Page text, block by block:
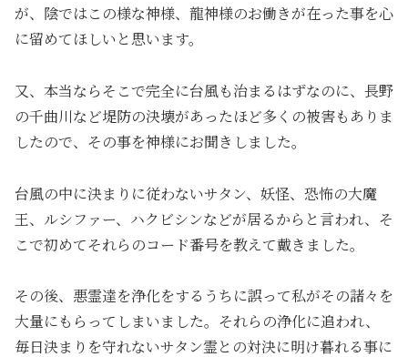
が、陰ではこの様な神様、龍神様のお働きが在った事を心
に留めてほしいと思います。
又、本当ならそこで完全に台風も治まるはずなのに、長野
の千曲川など堤防の決壊があったほど多くの被害もありま
したので、その事を神様にお聞きしました。
台風の中に決まりに従わないサタン、妖怪、恐怖の大魔
王、ルシファー、ハクビシンなどが居るからと言われ、そ
こで初めてそれらのコード番号を教えて戴きました。
その後、悪霊達を浄化をするうちに誤って私がその諸々を
大量にもらってしまいました。それらの浄化に追われ、
毎日決まりを守れないサタン霊との対決に明け暮れる事に